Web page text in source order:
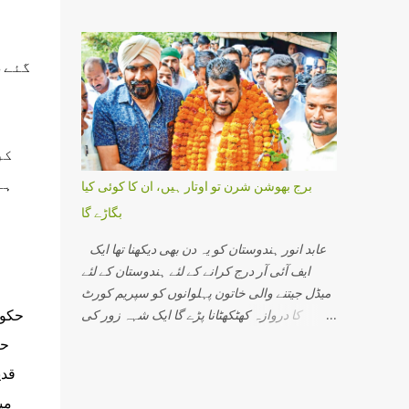
میں عین شب برات کی شام میں مہاراشٹر کے
مالیگاؤں میں 29 ستمبر2006 کو موٹر سائیکل کے
ذریعے بم...
ہے۔ مسلمان جدوجہد کررہے ہیں لیکن حکومت
کے سر جوں تک نہیں رینگ رہی ہے اس کی ایک
وجہ یہ ہے جدوجہد اوردھواں دھارتقریر کرنے
والوں میں سے بعض لوگ چندسکوں کے عوض اپنا
ایمان فروخت کرچکے ہوتے ہیں۔ اگرایسا نہیں
ہوتا تو کوئی وجہ نہیں کہ مسلمانوں کامسئلہ حل
نہ ہو اورحکومت گھٹنے نہ ٹیک دے۔ شاہ بانو کیس
کے سلسلے میں راجیوگاندھی جب کہ وہ دوتہائی
سے زائد نشستوں کے ساتھ حکومت کررہے تھے
جھکنا پڑا تھا۔ اس لئے کہ اس وقت مولانا منت اللہ
رحمانی ، قاضی مجاہد الاسلام قاسمی
اورمولاناابوالحسن علی ندوی میاں رحم اللہ جیسے
بلند پایہ کے عالم دین اوررہنماموجودتھے جنہوں نے
برج بھوشن شرن تو اوتار ہیں، ان کا کوئی کیا
بگاڑے گا
ایف آئی آر درج کرانے کے لئے ہندوستان کے لئے
میڈل جیتنے والی خاتون پہلوانوں کو سپریم کورٹ
کا دروازہ کھٹکھٹانا پڑے گا ایک شہہ زور کی